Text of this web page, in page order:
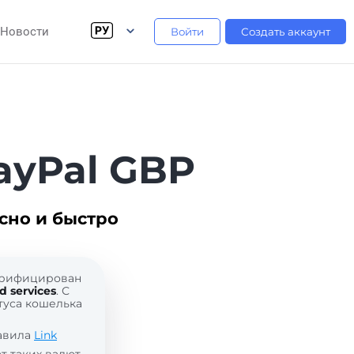
Новости Войти Создать аккаунт
GBP
и быстро
services. С
кошелька
Link